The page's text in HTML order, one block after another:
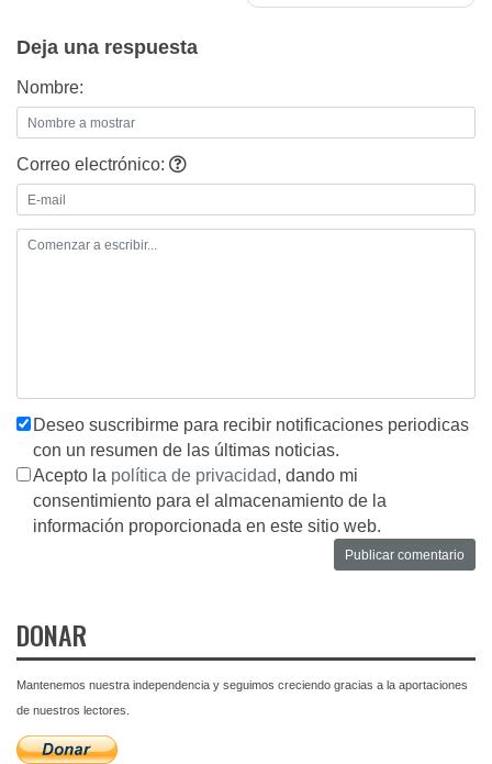
Deja una respuesta
Nombre:
Correo electrónico:
Deseo suscribirme para recibir notificaciones periodicas
con un resumen de las últimas noticias.
Acepto la política de privacidad, dando mi
consentimiento para el almacenamiento de la
información proporcionada en este sitio web.
DONAR
Mantenemos nuestra independencia y seguimos creciendo gracias a la aportaciones
de nuestros lectores.